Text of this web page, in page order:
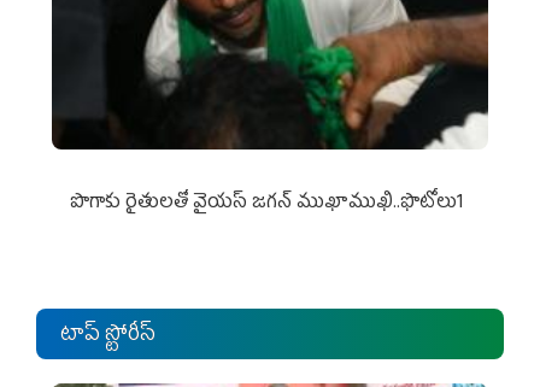
పొగాకు రైతుల‌తో వైయ‌స్ జ‌గ‌న్ ముఖాముఖి..ఫొటోలు1
టాప్ స్టోరీస్